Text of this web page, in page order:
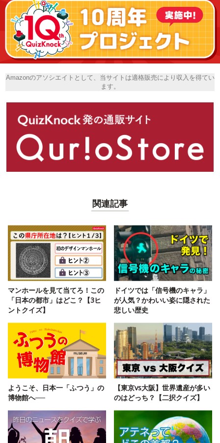
Amazonのアソシエイトとして、当サイトは適格販売により収入を得てい
ます。
関連記事
マンホールを見て当てろ！この
「日本の都市」はどこ？【3ヒ
ントクイズ】
ドイツでは「信号機のキャラ」
が人気？かわいい姿に隠された
悲しい歴史
ようこそ、日本一「ふつう」の
博物館へ──
【東京vs大阪】世界遺産が多い
のはどっち？【二択クイズ】